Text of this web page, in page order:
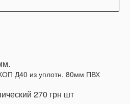
Д40 из уплотн. 80мм ПВХ
270 грн шт